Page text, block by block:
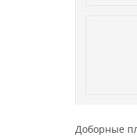
Доборные